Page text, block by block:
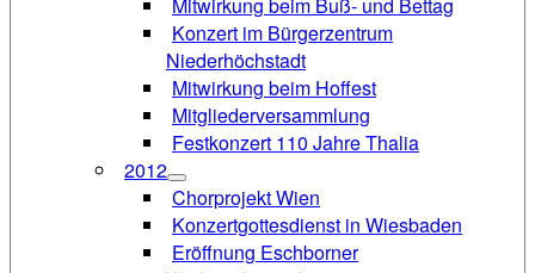
Konzert im Bürgerzentrum
Niederhöchstadt
Mitwirkung beim Hoffest
Mitgliederversammlung
Festkonzert 110 Jahre Thalia
2012
Chorprojekt Wien
Konzertgottesdienst in Wiesbaden
Eröffnung Eschborner